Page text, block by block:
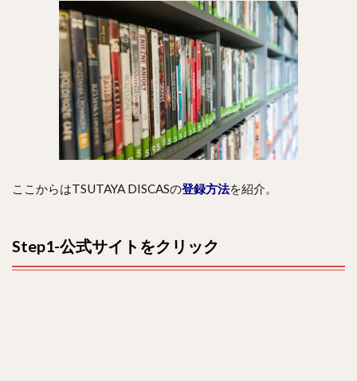
ここからはTSUTAYA DISCASの登録方法を紹介。
Step1-公式サイトをクリック